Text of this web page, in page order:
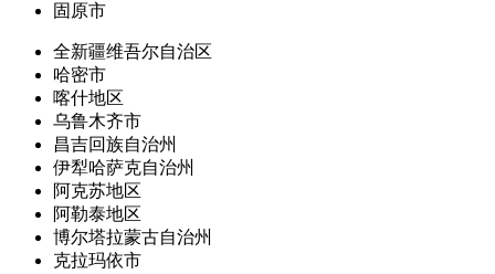
固原市
全新疆维吾尔自治区
哈密市
喀什地区
乌鲁木齐市
昌吉回族自治州
伊犁哈萨克自治州
阿克苏地区
阿勒泰地区
博尔塔拉蒙古自治州
克拉玛依市